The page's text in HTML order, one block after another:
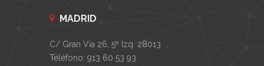
MADRID
C/ Gran Vía 26, 5º Izq. 28013
Teléfono: 913 60 53 93